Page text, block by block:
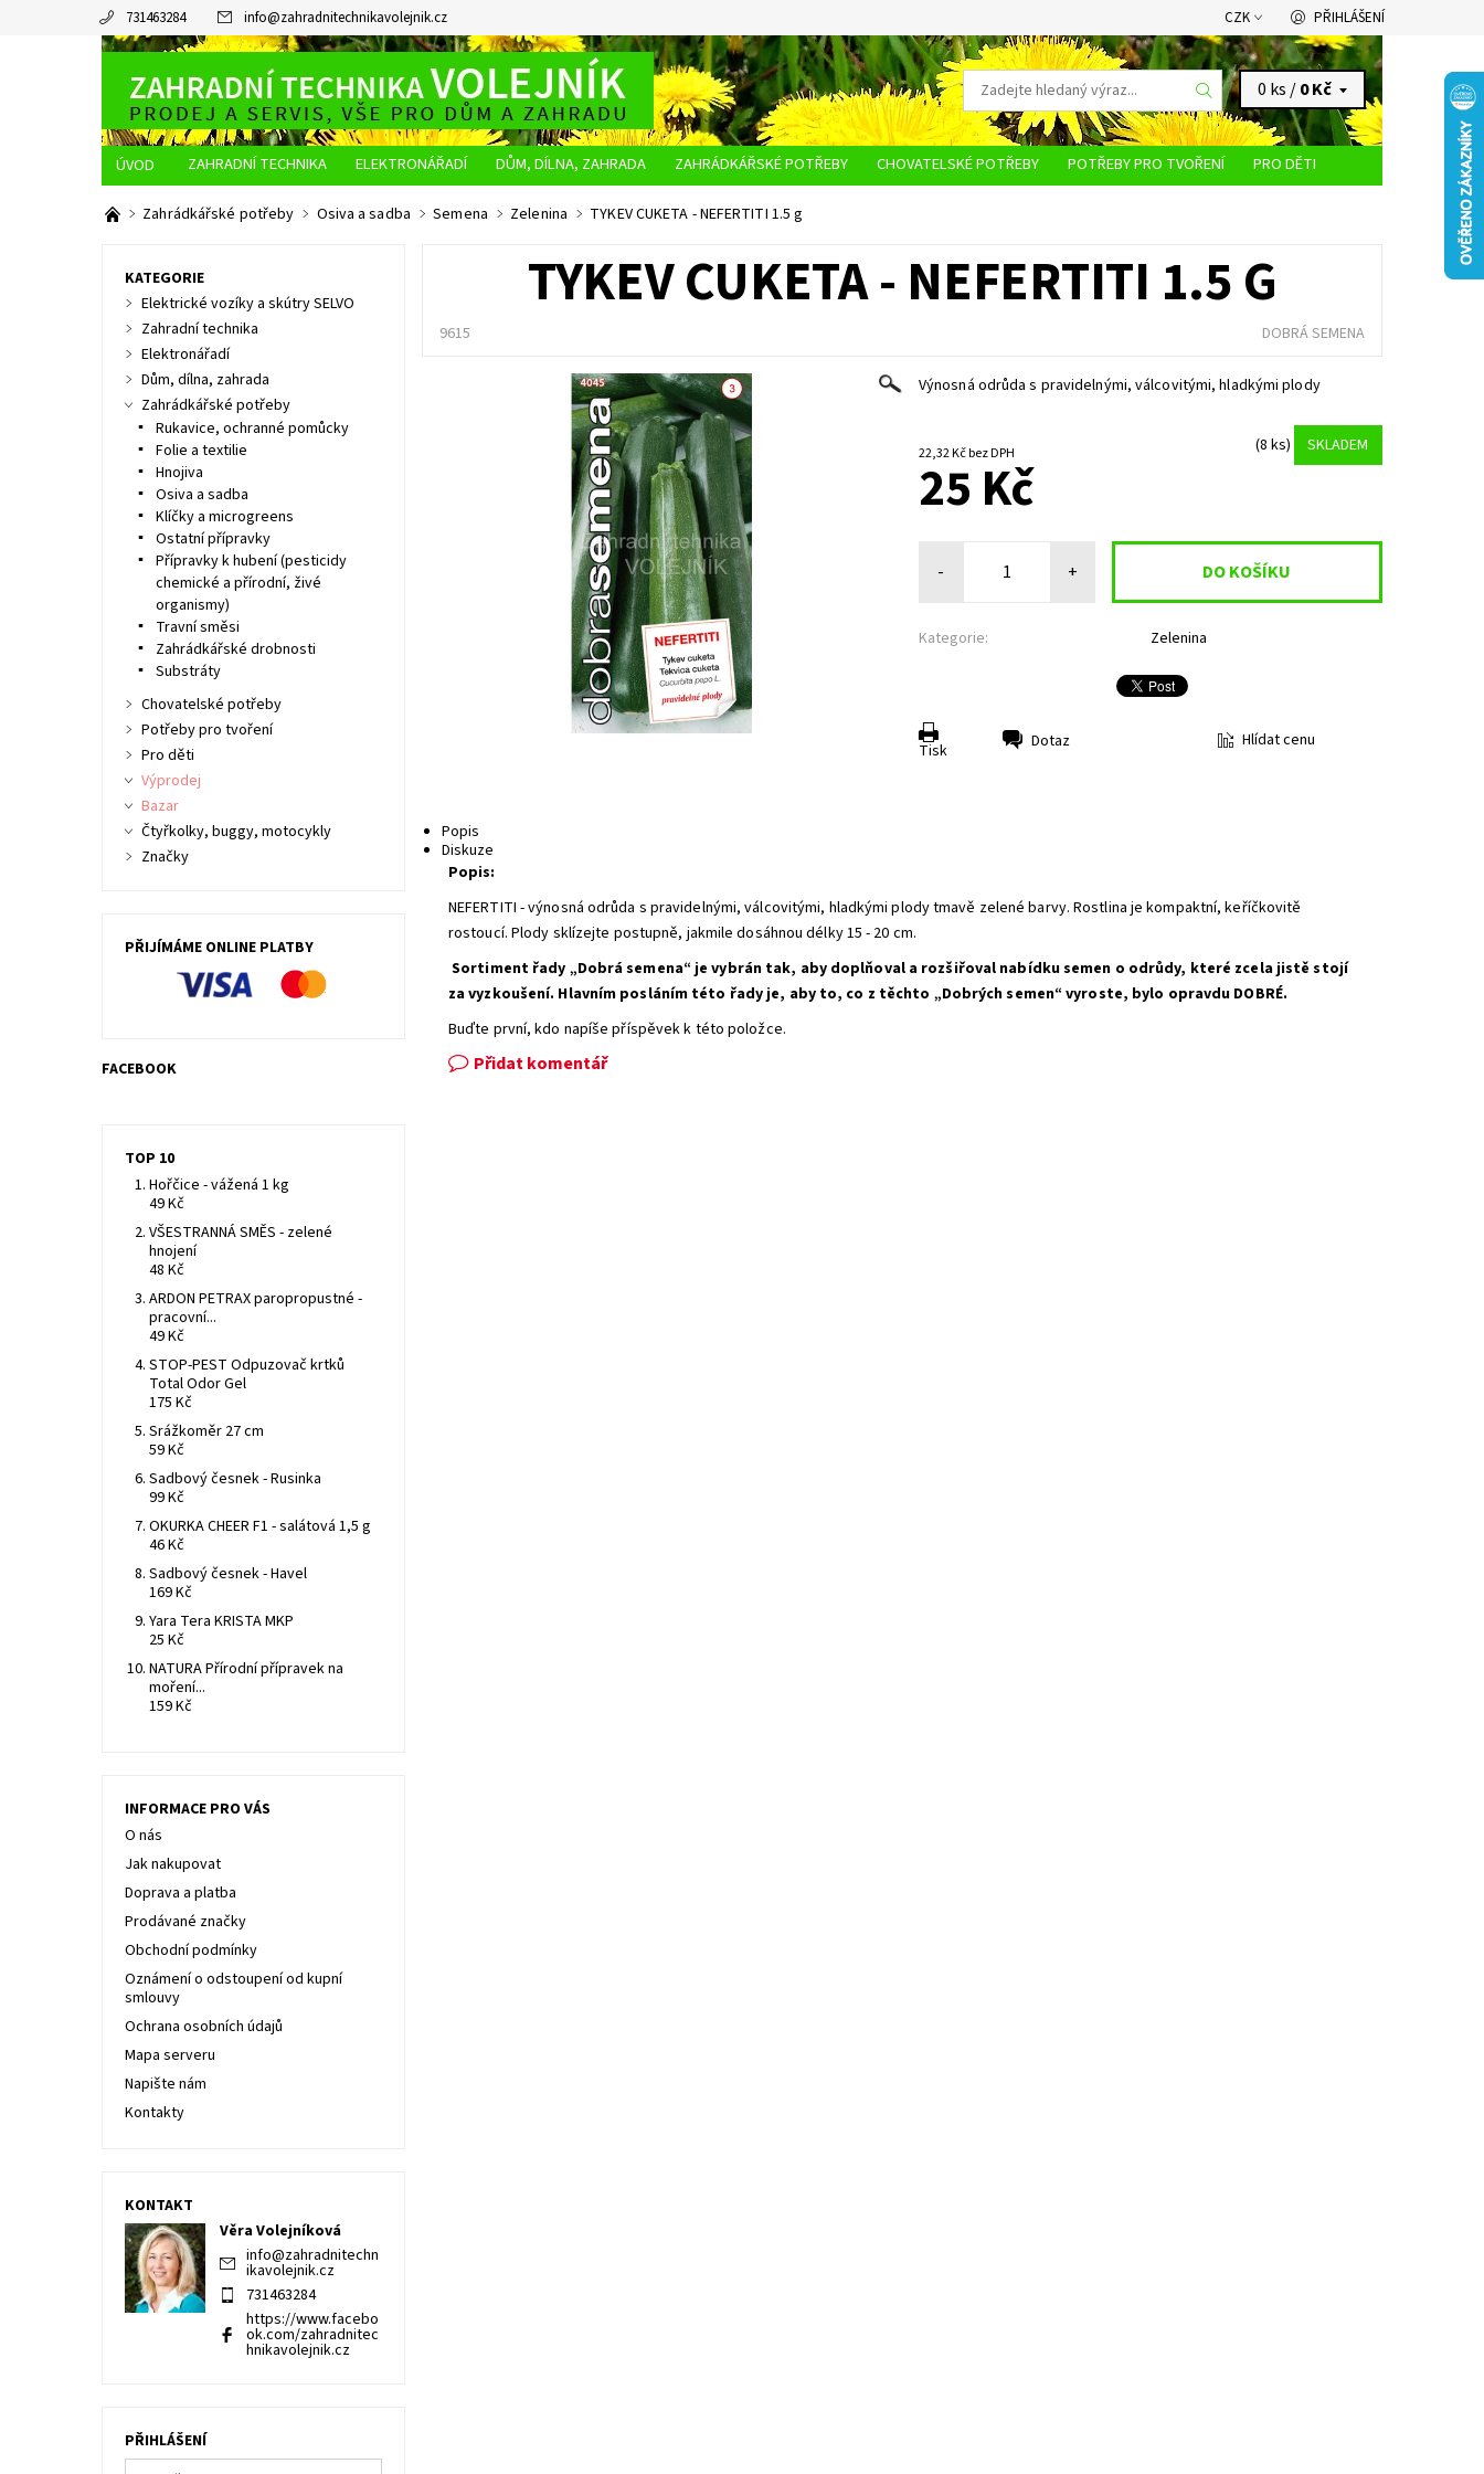
731463284 info@zahradnitechnikavolejnik.cz CZK PŘIHLÁŠENÍ
0 ks /0 Kč
ZAHRADNÍ TECHNIKA ELEKTRONÁŘADÍ DŮM, DÍLNA, ZAHRADA ZAHRÁDKÁŘSKÉ POTŘEBY CHOVATELSKÉ POTŘEBY POTŘEBY PRO TVOŘENÍ
PRO DĚTI
O NÁS
JAK NAKUPOVAT DOPRAVA A PLATBA OBCHODNÍ PODMÍNKY OCHRANA OSOBNÍCH ÚDAJŮ
Zahrádkářské potřeby Osiva a sadba Semena Zelenina TYKEV CUKETA - NEFERTITI 1.5 g
TYKEV CUKETA - NEFERTITI 1.5 G
9615 DOBRÁ SEMENA
Výnosná odrůda s pravidelnými, válcovitými, hladkými plody
22,32 Kč bez DPH (8 ks) SKLADEM
25 Kč
- +
Kategorie: Zelenina
Tisk Dotaz Hlídat cenu
Popis
Diskuze
Popis:
NEFERTITI - výnosná odrůda s pravidelnými, válcovitými, hladkými plody tmavě zelené barvy. Rostlina je kompaktní, keříčkovitě
rostoucí. Plody sklízejte postupně, jakmile dosáhnou délky 15 - 20 cm.
Sortiment řady „Dobrá semena“ je vybrán tak, aby doplňoval a rozšiřoval nabídku semen o odrůdy, které zcela jistě stojí
za vyzkoušení. Hlavním posláním této řady je, aby to, co z těchto „Dobrých semen“ vyroste, bylo opravdu DOBRÉ.
Buďte první, kdo napíše příspěvek k této položce.
Přidat komentář
KATEGORIE
Elektrické vozíky a skútry SELVO
Zahradní technika
Elektronářadí
Dům, dílna, zahrada
Zahrádkářské potřeby
Rukavice, ochranné pomůcky
Folie a textilie
Hnojiva
Osiva a sadba
Klíčky a microgreens
Ostatní přípravky
Přípravky k hubení (pesticidy
chemické a přírodní, živé
organismy)
Travní směsi
Zahrádkářské drobnosti
Substráty
Chovatelské potřeby
Potřeby pro tvoření
Pro děti
Výprodej
Bazar
Čtyřkolky, buggy, motocykly
Značky
PŘIJÍMÁME ONLINE PLATBY
FACEBOOK
TOP 10
Hořčice - vážená 1 kg
49 Kč
VŠESTRANNÁ SMĚS - zelené
hnojení
48 Kč
ARDON PETRAX paropropustné -
pracovní...
49 Kč
STOP-PEST Odpuzovač krtků
Total Odor Gel
175 Kč
Srážkoměr 27 cm
59 Kč
Sadbový česnek - Rusinka
99 Kč
OKURKA CHEER F1 - salátová 1,5 g
46 Kč
Sadbový česnek - Havel
169 Kč
Yara Tera KRISTA MKP
25 Kč
NATURA Přírodní přípravek na
moření...
159 Kč
INFORMACE PRO VÁS
O nás
Jak nakupovat
Doprava a platba
Prodávané značky
Obchodní podmínky
Oznámení o odstoupení od kupní
smlouvy
Ochrana osobních údajů
Mapa serveru
Napište nám
Kontakty
KONTAKT
Věra Volejníková
info@zahradnitechn
ikavolejnik.cz
731463284
https://www.facebo
ok.com/zahradnitec
hnikavolejnik.cz
PŘIHLÁŠENÍ